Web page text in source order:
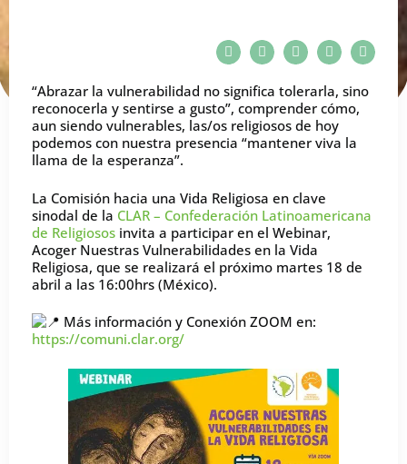
“Abrazar la vulnerabilidad no significa tolerarla, sino
reconocerla y sentirse a gusto”, comprender cómo,
aun siendo vulnerables, las/os religiosos de hoy
podemos con nuestra presencia “mantener viva la
llama de la esperanza”.
La Comisión hacia una Vida Religiosa en clave
sinodal de la CLAR – Confederación Latinoamericana
de Religiosos invita a participar en el Webinar,
Acoger Nuestras Vulnerabilidades en la Vida
Religiosa, que se realizará el próximo martes 18 de
abril a las 16:00hrs (México).
Más información y Conexión ZOOM en:
https://comuni.clar.org/